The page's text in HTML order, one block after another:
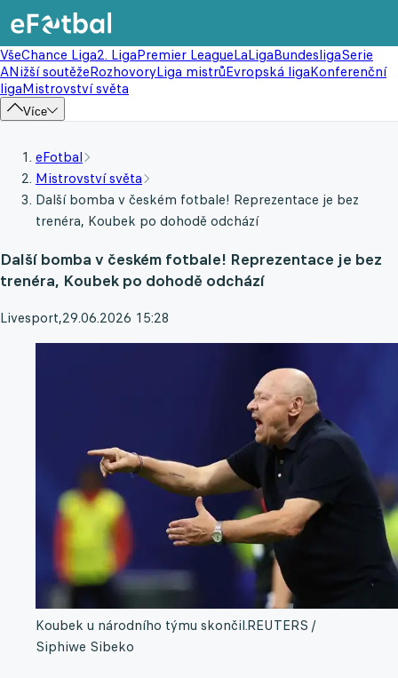
VšeChance Liga2. LigaPremier LeagueLaLigaBundesligaSerie
ANižší soutěžeRozhovoryLiga mistrůEvropská ligaKonferenční
ligaMistrovství světa
Více
eFotbal
Mistrovství světa
Další bomba v českém fotbale! Reprezentace je bez
trenéra, Koubek po dohodě odchází
Další bomba v českém fotbale! Reprezentace je bez
trenéra, Koubek po dohodě odchází
Livesport,29.06.2026 15:28
Koubek u národního týmu skončil.REUTERS /
Siphiwe Sibeko